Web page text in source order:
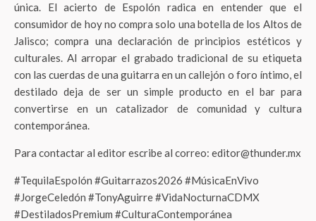
única. El acierto de Espolón radica en entender que el
consumidor de hoy no compra solo una botella de los Altos de
Jalisco; compra una declaración de principios estéticos y
culturales. Al arropar el grabado tradicional de su etiqueta
con las cuerdas de una guitarra en un callejón o foro íntimo, el
destilado deja de ser un simple producto en el bar para
convertirse en un catalizador de comunidad y cultura
contemporánea.
Para contactar al editor escribe al correo: editor@thunder.mx
#TequilaEspolón #Guitarrazos2026 #MúsicaEnVivo
#JorgeCeledón #TonyAguirre #VidaNocturnaCDMX
#DestiladosPremium #CulturaContemporánea